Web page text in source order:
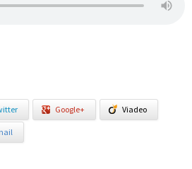
Google+ Viadeo